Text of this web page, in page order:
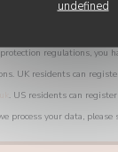
undefined
regulations, you
UK residents can
. US residents can
process your data, please